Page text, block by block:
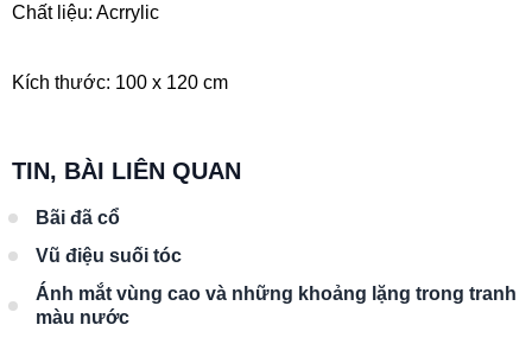
Chất liệu: Acrrylic
Kích thước: 100 x 120 cm
TIN, BÀI LIÊN QUAN
Bãi đã cổ
Vũ điệu suối tóc
Ánh mắt vùng cao và những khoảng lặng trong tranh
màu nước